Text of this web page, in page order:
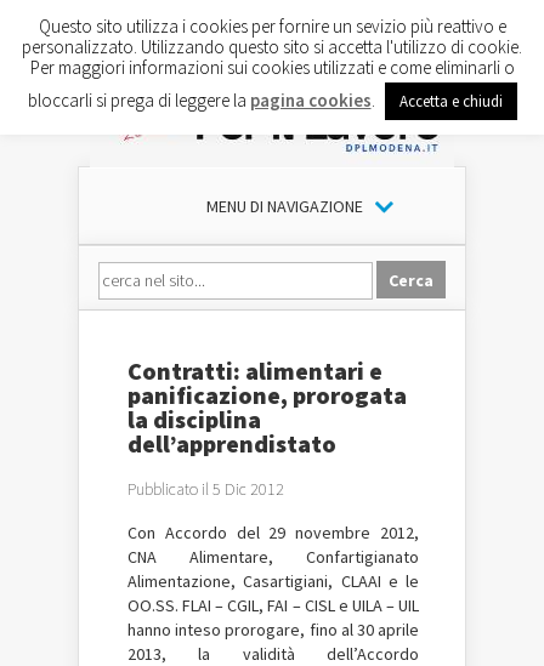
MENU DI NAVIGAZIONE
Contratti: alimentari e
panificazione, prorogata
la disciplina
dell’apprendistato
Pubblicato il 5 Dic 2012
Con Accordo del 29 novembre 2012,
CNA Alimentare, Confartigianato
Alimentazione, Casartigiani, CLAAI e le
OO.SS. FLAI – CGIL, FAI – CISL e UILA – UIL
hanno inteso prorogare, fino al 30 aprile
2013, la validità dell’Accordo
Questo sito utilizza i cookies per fornire un sevizio più reattivo e
personalizzato. Utilizzando questo sito si accetta l'utilizzo di cookie.
Per maggiori informazioni sui cookies utilizzati e come eliminarli o
bloccarli si prega di leggere la pagina cookies Accetta e chiudi